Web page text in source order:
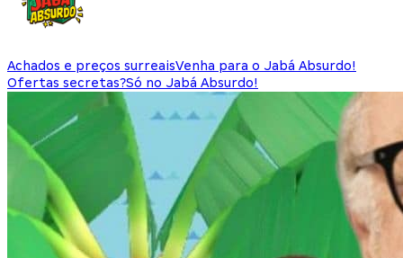
Achados e preços surreaisVenha para o Jabá Absurdo!
Ofertas secretas?Só no Jabá Absurdo!